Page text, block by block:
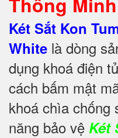
Két Sắt Kon
White là dòng
dụng khoá điện
cách bấm mật
khoá chìa chống
năng bảo vệ Két